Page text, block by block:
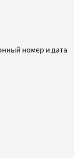
номер и дата